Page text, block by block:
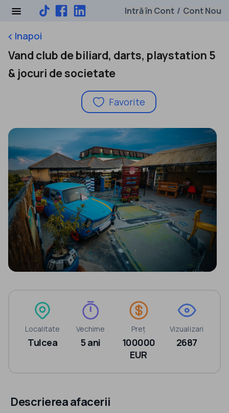
Intră în Cont / Cont Nou
keyboard_arrow_leftInapoi
Vand club de biliard, darts, playstation 5
& jocuri de societate
Favorite
Localitate
Tulcea
Vechime
5 ani
Preț
100000
EUR
Vizualizari
2687
Descrierea afacerii